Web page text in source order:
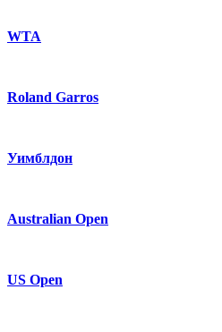
WTA
Roland Garros
Уимблдон
Australian Open
US Open